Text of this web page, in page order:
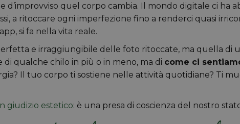
d’improvviso quel corpo cambia. Il mondo digitale ci ha
a ritoccare ogni imperfezione fino a renderci quasi
si fa nella vita reale.
e irraggiungibile delle foto ritoccate, ma quella di
qualche chilo in più o in meno, ma di come ci
Il tuo corpo ti sostiene nelle attività quotidiane? Ti
giudizio estetico: è una presa di coscienza del nostro